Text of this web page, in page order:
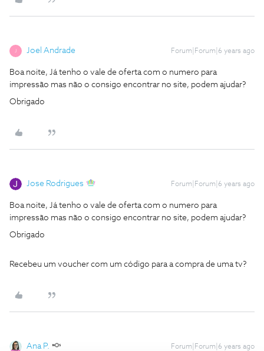
Joel Andrade Forum|Forum|6 years ago
Boa noite, Já tenho o vale de oferta com o numero para
impressão mas não o consigo encontrar no site, podem ajudar?
Obrigado
Jose Rodrigues Forum|Forum|6 years ago
Boa noite, Já tenho o vale de oferta com o numero para
impressão mas não o consigo encontrar no site, podem ajudar?
Obrigado
Recebeu um voucher com um código para a compra de uma tv?
Ana P. Forum|Forum|6 years ago